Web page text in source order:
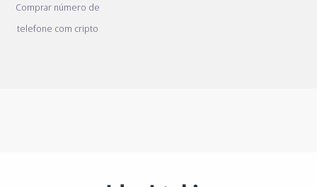
Comprar número de
telefone com cripto